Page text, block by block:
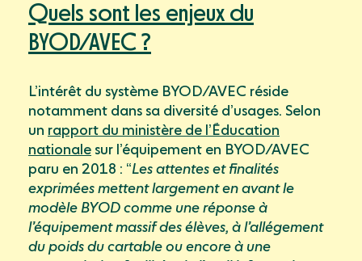
Quels sont les enjeux du
BYOD/AVEC ?
L’intérêt du système BYOD/AVEC réside
notamment dans sa diversité d’usages. Selon
un rapport du ministère de l’Éducation
nationale sur l’équipement en BYOD/AVEC
paru en 2018 : “Les attentes et finalités
exprimées mettent largement en avant le
modèle BYOD comme une réponse à
l’équipement massif des élèves, à l’allégement
du poids du cartable ou encore à une